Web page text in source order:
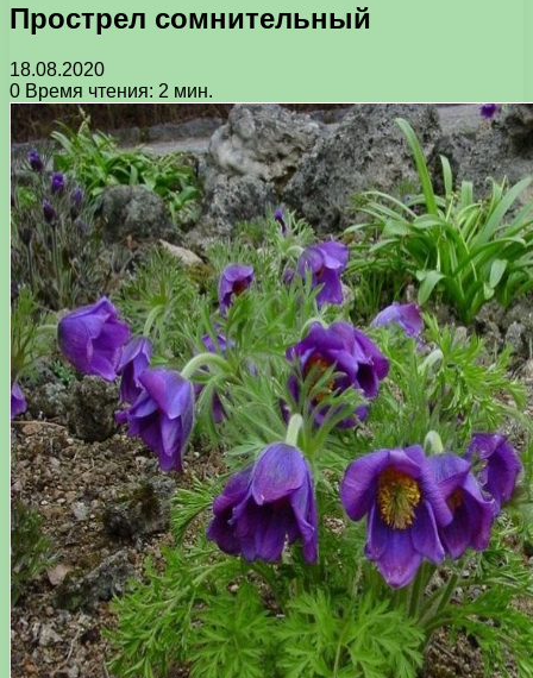
Прострел сомнительный
18.08.2020
0 Время чтения: 2 мин.